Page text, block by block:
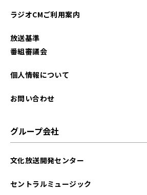
ラジオCMご利用案内
放送基準
番組審議会
個人情報について
お問い合わせ
グループ会社
文化放送開発センター
セントラルミュージック